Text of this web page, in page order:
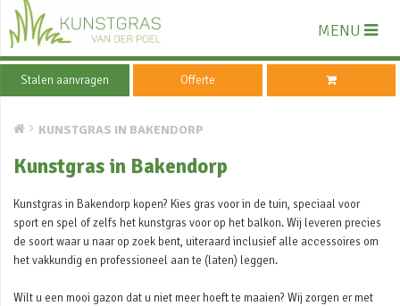
MENU
Stalen aanvragen Offerte
KUNSTGRAS IN BAKENDORP
Kunstgras in Bakendorp
Kunstgras in Bakendorp kopen? Kies gras voor in de tuin, speciaal voor
sport en spel of zelfs het kunstgras voor op het balkon. Wij leveren precies
de soort waar u naar op zoek bent, uiteraard inclusief alle accessoires om
het vakkundig en professioneel aan te (laten) leggen.
Wilt u een mooi gazon dat u niet meer hoeft te maaien? Wij zorgen er met